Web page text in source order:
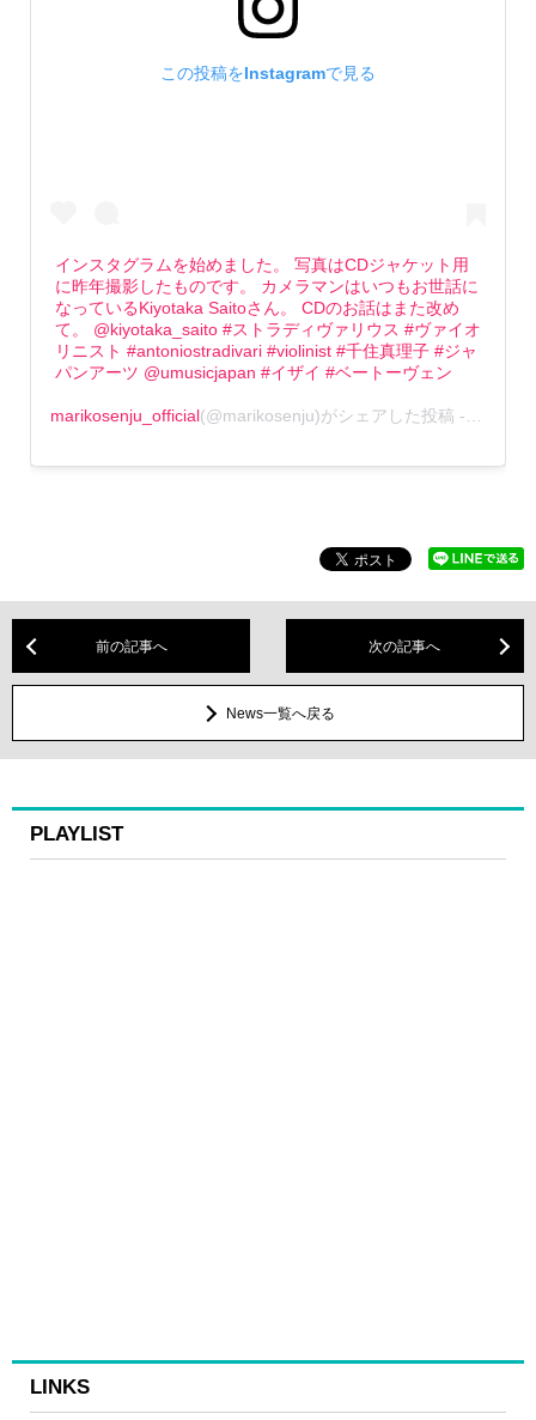
この投稿をInstagramで見る
インスタグラムを始めました。 写真はCDジャケット用
に昨年撮影したものです。 カメラマンはいつもお世話に
なっているKiyotaka Saitoさん。 CDのお話はまた改め
て。 @kiyotaka_saito #ストラディヴァリウス #ヴァイオ
リニスト #antoniostradivari #violinist #千住真理子 #ジャ
パンアーツ @umusicjapan #イザイ #ベートーヴェン
marikosenju_official(@marikosenju)がシェアした投稿 -
前の記事へ 次の記事へ
News一覧へ戻る
PLAYLIST
LINKS